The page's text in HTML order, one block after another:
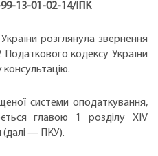
13-01-02-14/ІПК
розглянула звернення
Податкового кодексу України
системи оподаткування,
главою 1 розділу XIV
(далі — ПКУ).